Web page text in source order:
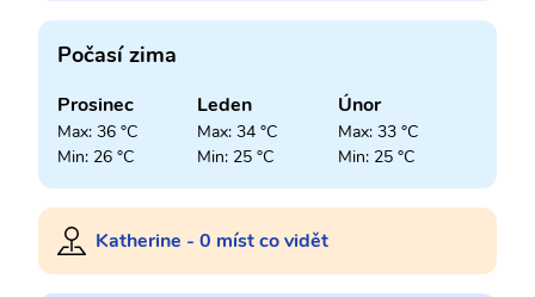
Počasí zima
Prosinec
Max: 36 °C
Min: 26 °C
Leden
Max: 34 °C
Min: 25 °C
Únor
Max: 33 °C
Min: 25 °C
Katherine - 0 míst co vidět